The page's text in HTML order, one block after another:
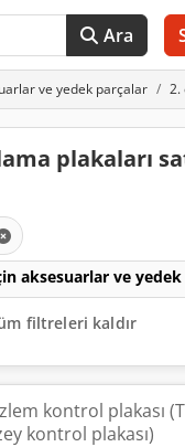
Ara
ve yedek parçalar 2.
plakaları
aksesuarlar ve
filtreleri kaldır
kontrol plakası
kontrol plakası)